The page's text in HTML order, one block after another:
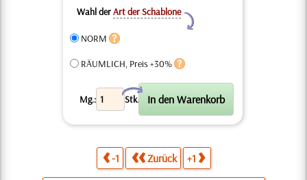
Wahl derArt der Schablone
Y
NORM
RÄUMLICH, Preis +30%
Mg.: Stk.
X
-1 Zurück +1